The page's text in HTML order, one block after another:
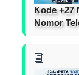
Kode +27
Nomor